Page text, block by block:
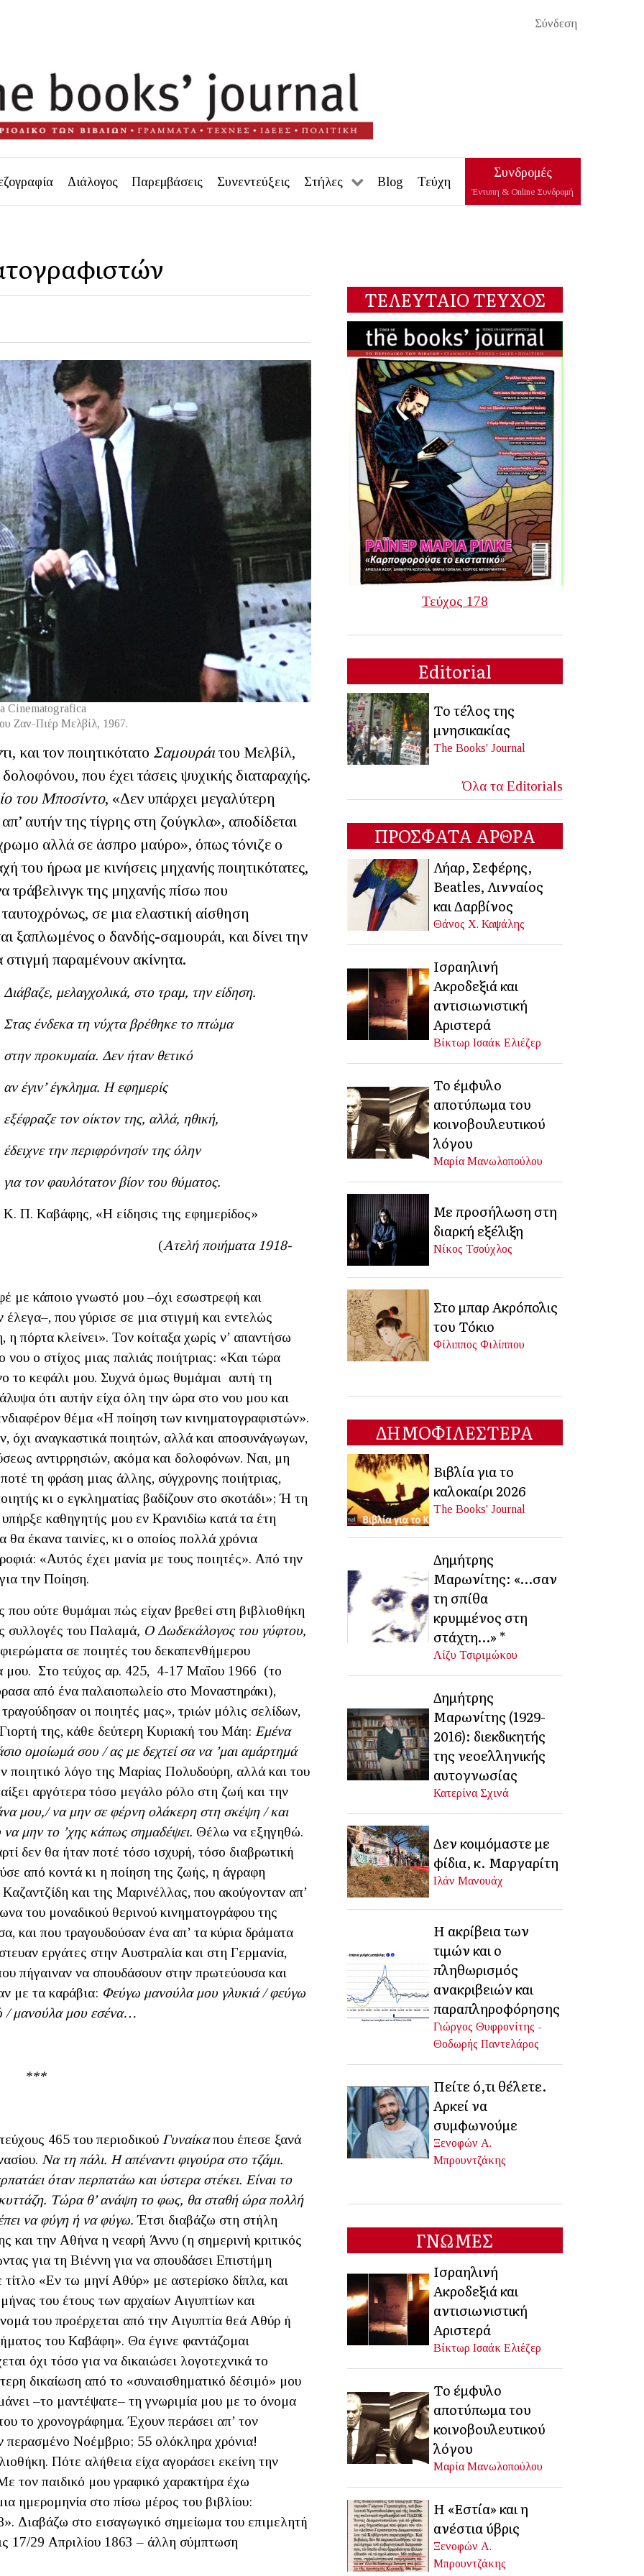
Σύνδεση
Διάλογος Παρεμβάσεις Συνεντεύξεις Στήλες Blog Τεύχη
Συνδρομές
Έντυπη & Online Συνδρομή
Cinematografica
Ζαν-Πιέρ Μελβίλ, 1967.
και τον ποιητικότατο Σαμουράι του Μελβίλ,
που έχει τάσεις ψυχικής διαταραχής.
του Μποσίντο, «Δεν υπάρχει μεγαλύτερη
αυτήν της τίγρης στη ζούγκλα», αποδίδεται
αλλά σε άσπρο μαύρο», όπως τόνιζε ο
του ήρωα με κινήσεις μηχανής ποιητικότατες,
τράβελινγκ της μηχανής πίσω που
σε μια ελαστική αίσθηση
ξαπλωμένος ο δανδής-σαμουράι, και δίνει την
στιγμή παραμένουν ακίνητα.
στο τραμ, την είδηση.
βρέθηκε το πτώμα
ήταν θετικό
Η εφημερίς
της, αλλά, ηθική,
της όλην
του θύματος.
της εφημερίδος»
Ατελή ποιήματα 1918-
με κάποιο γνωστό μου –όχι εσωστρεφή και
που γύρισε σε μια στιγμή και εντελώς
πόρτα κλείνει». Τον κοίταξα χωρίς ν’ απαντήσω
νου ο στίχος μιας παλιάς ποιήτριας: «Και τώρα
το κεφάλι μου. Συχνά όμως θυμάμαι αυτή τη
ότι αυτήν είχα όλη την ώρα στο νου μου και
θέμα «Η ποίηση των κινηματογραφιστών».
όχι αναγκαστικά ποιητών, αλλά και αποσυνάγωγων,
αντιρρησιών, ακόμα και δολοφόνων. Ναι, μη
τη φράση μιας άλλης, σύγχρονης ποιήτριας,
κι ο εγκληματίας βαδίζουν στο σκοτάδι»; Ή τη
καθηγητής μου εν Κρανιδίω κατά τα έτη
έκανα ταινίες, κι ο οποίος πολλά χρόνια
«Αυτός έχει μανία με τους ποιητές». Από την
την Ποίηση.
ούτε θυμάμαι πώς είχαν βρεθεί στη βιβλιοθήκη
συλλογές του Παλαμά, Ο Δωδεκάλογος του γύφτου,
σε ποιητές του δεκαπενθήμερου
μου. Στο τεύχος αρ. 425, 4-17 Μαΐου 1966 (το
από ένα παλαιοπωλείο στο Μοναστηράκι),
οι ποιητές μας», τριών μόλις σελίδων,
της, κάθε δεύτερη Κυριακή του Μάη: Εμένα
ομοίωμά σου / ας με δεχτεί σα να ’μαι αμάρτημά
ποιητικό λόγο της Μαρίας Πολυδούρη, αλλά και του
αργότερα τόσο μεγάλο ρόλο στη ζωή και την
μου,/ να μην σε φέρνη ολάκερη στη σκέψη / και
μην το ’χης κάπως σημαδέψει. Θέλω να εξηγηθώ.
δεν θα ήταν ποτέ τόσο ισχυρή, τόσο διαβρωτική
από κοντά κι η ποίηση της ζωής, η άγραφη
και της Μαρινέλλας, που ακούγονταν απ’
του μοναδικού θερινού κινηματογράφου της
και που τραγουδούσαν ένα απ’ τα κύρια δράματα
εργάτες στην Αυστραλία και στη Γερμανία,
πήγαιναν να σπουδάσουν στην πρωτεύουσα και
με τα καράβια: Φεύγω μανούλα μου γλυκιά / φεύγω
/ μανούλα μου εσένα…
***
465 του περιοδικού Γυναίκαπου έπεσε ξανά
Να τη πάλι. Η απέναντι φιγούρα στο τζάμι.
όταν περπατάω και ύστερα στέκει. Είναι το
Τώρα θ’ ανάψη το φως, θα σταθή ώρα πολλή
να φύγη ή να φύγω. Έτσι διαβάζω στη στήλη
και την Αθήνα η νεαρή Άννυ (η σημερινή κριτικός
για τη Βιέννη για να σπουδάσει Επιστήμη
«Εν τω μηνί Αθύρ» με αστερίσκο δίπλα, και
του έτους των αρχαίων Αιγυπτίων και
του προέρχεται από την Αιγυπτία θεά Αθύρ ή
του Καβάφη». Θα έγινε φαντάζομαι
όχι τόσο για να δικαιώσει λογοτεχνικά το
δικαίωση από το «συναισθηματικό δέσιμό» μου
–το μαντέψατε– τη γνωριμία μου με το όνομα
το χρονογράφημα. Έχουν περάσει απ’ τον
περασμένο Νοέμβριο; 55 ολόκληρα χρόνια!
Πότε αλήθεια είχα αγοράσει εκείνη την
τον παιδικό μου γραφικό χαρακτήρα έχω
ημερομηνία στο πίσω μέρος του βιβλίου:
Διαβάζω στο εισαγωγικό σημείωμα του επιμελητή
17/29 Απριλίου 1863 – άλλη σύμπτωση
ΤΕΛΕΥΤΑΙΟ ΤΕΥΧΟΣ
Τεύχος 178
Editorial
Το τέλος της
μνησικακίας
The Books' Journal
Όλα τα Editorials
ΠΡΟΣΦΑΤΑ ΑΡΘΡΑ
Λήαρ, Σεφέρης,
Beatles, Λινναίος
και Δαρβίνος
Θάνος Χ. Καψάλης
Ισραηλινή
Ακροδεξιά και
αντισιωνιστική
Αριστερά
Βίκτωρ Ισαάκ Ελιέζερ
Το έμφυλο
αποτύπωμα του
κοινοβουλευτικού
λόγου
Μαρία Μανωλοπούλου
Με προσήλωση στη
διαρκή εξέλιξη
Νίκος Τσούχλος
Στο μπαρ Ακρόπολις
του Τόκιο
Φίλιππος Φιλίππου
ΔΗΜΟΦΙΛΕΣΤΕΡΑ
Βιβλία για το
καλοκαίρι 2026
The Books' Journal
Δημήτρης
Μαρωνίτης: «…σαν
τη σπίθα
κρυμμένος στη
στάχτη…» *
Λίζυ Τσιριμώκου
Δημήτρης
Μαρωνίτης (1929-
2016): διεκδικητής
της νεοελληνικής
αυτογνωσίας
Κατερίνα Σχινά
Δεν κοιμόμαστε με
φίδια, κ. Μαργαρίτη
Ιλάν Μανουάχ
Η ακρίβεια των
τιμών και ο
πληθωρισμός
ανακριβειών και
παραπληροφόρησης
Γιώργος Θυφρονίτης -
Θοδωρής Παντελάρος
Πείτε ό,τι θέλετε.
Αρκεί να
συμφωνούμε
Ξενοφών Α.
Μπρουντζάκης
ΓΝΩΜΕΣ
Ισραηλινή
Ακροδεξιά και
αντισιωνιστική
Αριστερά
Βίκτωρ Ισαάκ Ελιέζερ
Το έμφυλο
αποτύπωμα του
κοινοβουλευτικού
λόγου
Μαρία Μανωλοπούλου
Η «Εστία» και η
ανέστια ύβρις
Ξενοφών Α.
Μπρουντζάκης